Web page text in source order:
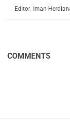
Editor: Iman
COMMENTS